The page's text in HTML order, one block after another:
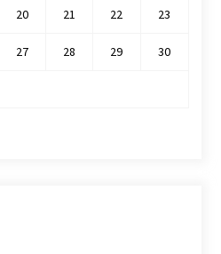
20 21 22 23
27 28 29 30